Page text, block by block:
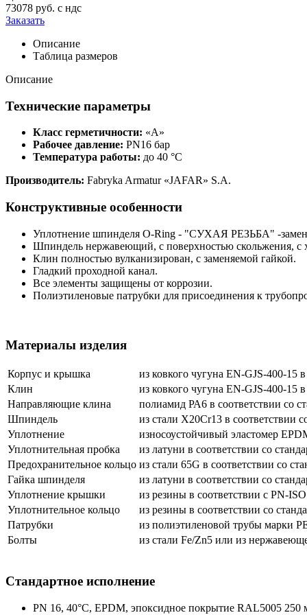
73078 руб. с ндс
Заказать
Описание
Таблица размеров
Описание
Технические параметры
Класс герметичности: «А»
Рабочее давление: PN16 бар
Температура работы: до 40 °C
Производитель: Fabryka Armatur «JAFAR» S.A.
Конструктивные особенности
Уплотнение шпинделя O-Ring - "СУХАЯ РЕЗЬБА" -
Шпиндель нержавеющий, с поверхностью скольжения, с
Клин полностью вулканизирован, с заменяемой гайкой.
Гладкий проходной канал.
Все элементы защищены от коррозии.
Полиэтиленовые патрубки для присоединения к
Материалы изделия
Корпус и крышка
из ковкого чугуна EN-GJS-400-15
Клин
из ковкого чугуна EN-GJS-400-15
Направляющие клина
полиамид РА6 в соответствии со
Шпиндель
из стали Х20Сr13 в соответствии
Уплотнение
износоустойчивый эластомер
Уплотнительная пробка
из латуни в соответствии со
Предохранительное кольцо из стали 65G в соответствии со
Гайка шпинделя
из латуни в соответствии со
Уплотнение крышки
из резины в соответствии с PN-
Уплотнительное кольцо
из резины в соответствии со
Патрубки
из полиэтиленовой трубы марки
Болты
из стали Fe/Zn5 или из
Стандартное исполнение
PN 16, 40°C, EPDM, эпоксидное покрытие RAL5005 250